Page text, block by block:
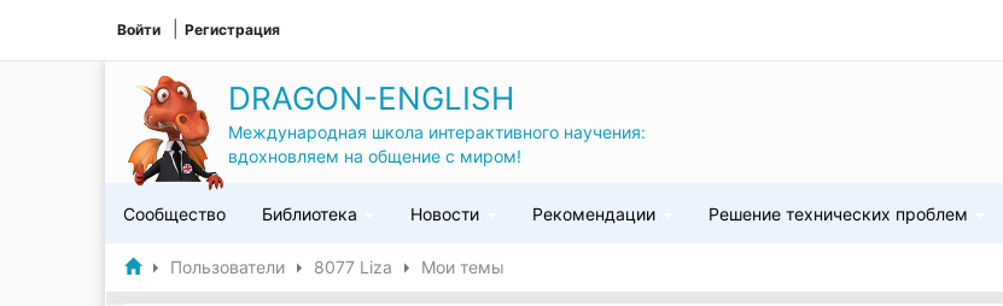
Войти Регистрация
DRAGON-ENGLISH
Международная школа интерактивного научения:
вдохновляем на общение с миром!
Сообщество Библиотека Новости Рекомендации Решение технических проблем
Пользователи 8077 Liza Мои темы